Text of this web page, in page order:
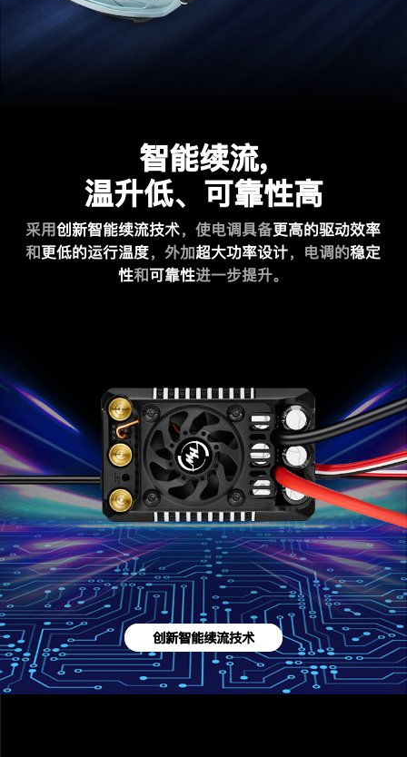
智能续流,
温升低、可靠性高
采用创新智能续流技术，使电调具备更高的驱动效率
和更低的运行温度，外加超大功率设计，电调的稳定
性和可靠性进一步提升。
创新智能续流技术